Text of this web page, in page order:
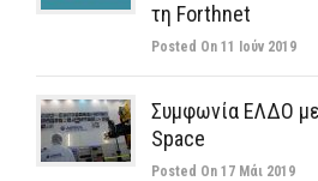
τη Forthnet
Posted On 11 Ιούν 2019
Συμφωνία ΕΛΔΟ
Space
Posted On 17 Μάι 2019